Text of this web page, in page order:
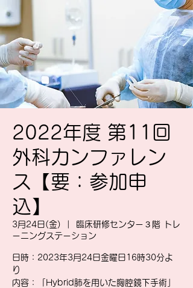
2022年度 第11回
外科カンファレン
ス【要：参加申
込】
3月24日(金)
臨床研修センター３階 トレ
ーニングステーション
日時：2023年3月24日金曜日16時30分よ
り
内容：「Hybrid肺を用いた胸腔鏡下手術」